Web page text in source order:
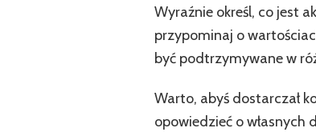
Wyraźnie określ, co jest
przypominaj o
być podtrzymywane w
Warto, abyś dostarczał
opowiedzieć o własnych